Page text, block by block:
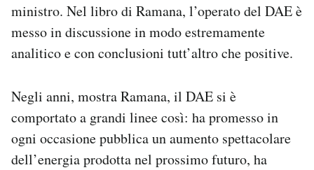
ministro. Nel libro di Ramana, l’operato del DAE è
messo in discussione in modo estremamente
analitico e con conclusioni tutt’altro che positive.
Negli anni, mostra Ramana, il DAE si è
comportato a grandi linee così: ha promesso in
ogni occasione pubblica un aumento spettacolare
dell’energia prodotta nel prossimo futuro, ha